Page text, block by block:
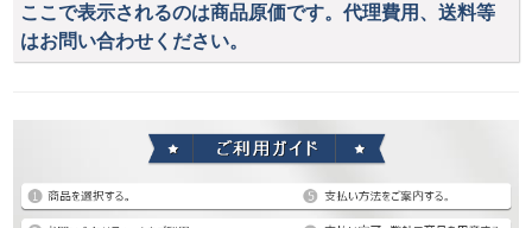
ここで表示されるのは商品原価です。代理費用、送料等
はお問い合わせください。